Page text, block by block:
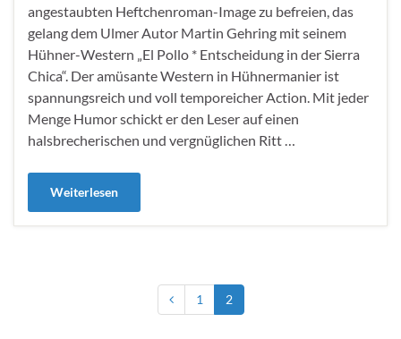
angestaubten Heftchenroman-Image zu befreien, das
gelang dem Ulmer Autor Martin Gehring mit seinem
Hühner-Western „El Pollo * Entscheidung in der Sierra
Chica“. Der amüsante Western in Hühnermanier ist
spannungsreich und voll temporeicher Action. Mit jeder
Menge Humor schickt er den Leser auf einen
halsbrecherischen und vergnüglichen Ritt …
Weiterlesen
1 2